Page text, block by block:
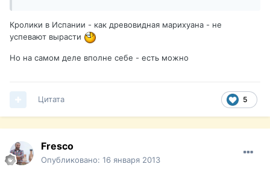
Кролики в Испании - как древовидная марихуана - не
успевают вырасти
Но на самом деле вполне себе - есть можно
5
Цитата
Fresco
Опубликовано: 16 января 2013